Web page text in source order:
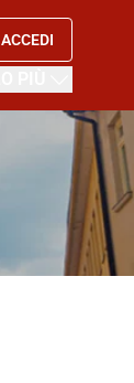
ACCEDI